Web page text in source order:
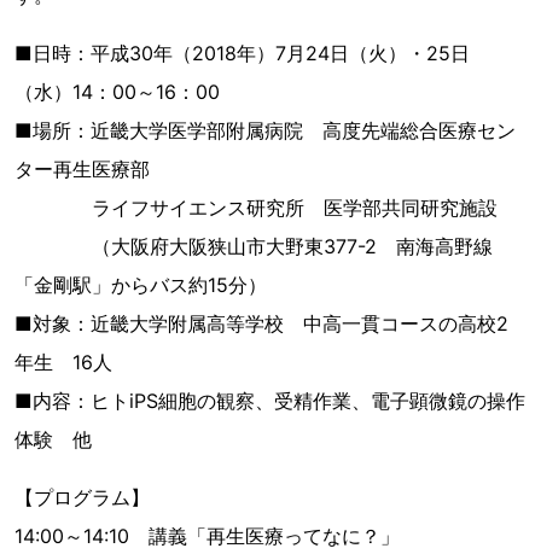
■日時：平成30年（2018年）7月24日（火）・25日
（水）14：00～16：00
■場所：近畿大学医学部附属病院 高度先端総合医療セン
ター再生医療部
ライフサイエンス研究所 医学部共同研究施設
（大阪府大阪狭山市大野東377-2 南海高野線
「金剛駅」からバス約15分）
■対象：近畿大学附属高等学校 中高一貫コースの高校2
年生 16人
■内容：ヒトiPS細胞の観察、受精作業、電子顕微鏡の操作
体験 他
【プログラム】
14:00～14:10 講義「再生医療ってなに？」